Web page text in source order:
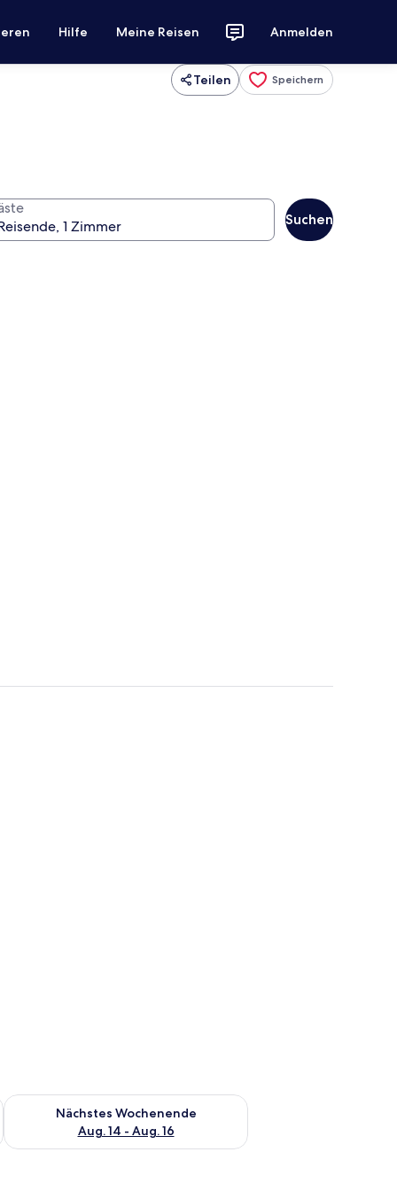
Hilfe Meine Reisen Anmelden
Teilen Speichern
Suchen
Aug. 7 - Aug. 9.
Nächstes Wochenende
Aug. 14 - Aug. 16
Überprüfe die Verfügbarkeit für nächstes Wochenende, Aug.